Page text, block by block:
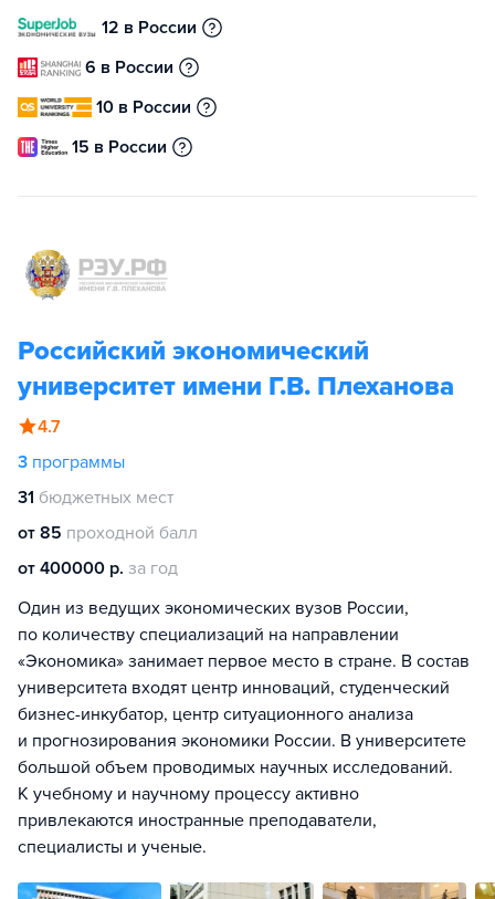
12 в России
6 в России
10 в России
15 в России
Российский экономический
университет имени Г.В. Плеханова
4.7
3 программы
31 бюджетных мест
от 85 проходной балл
от 400000 р. за год
Один из ведущих экономических вузов России,
по количеству специализаций на направлении
«Экономика» занимает первое место в стране. В состав
университета входят центр инноваций, студенческий
бизнес-инкубатор, центр ситуационного анализа
и прогнозирования экономики России. В университете
большой объем проводимых научных исследований.
К учебному и научному процессу активно
привлекаются иностранные преподаватели,
специалисты и ученые.